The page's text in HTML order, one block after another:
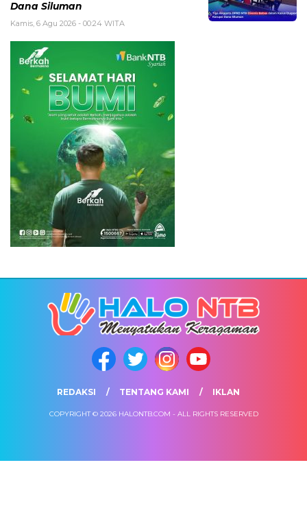
Dana Siluman
Kamis, 6 Agu 2026 - 00:24 WITA
REDAKSI TENTANG KAMI IKLAN
COPYRIGHT © 2026 HALONTB.COM - ALL RIGHTS RESERVED